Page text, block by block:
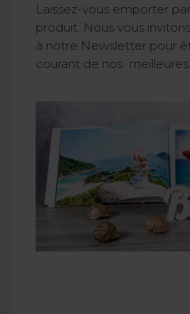
Laissez-vous emporter
produit. Nous vous
à notre Newsletter pour
courant de nos